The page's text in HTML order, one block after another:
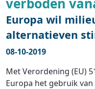
Europa wil
alternatieven
08-10-2019
Met Verordening (EU)
Europa het gebruik van